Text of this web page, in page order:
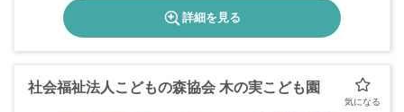
詳細を見る
社会福祉法人こどもの森協会 木の実こども園